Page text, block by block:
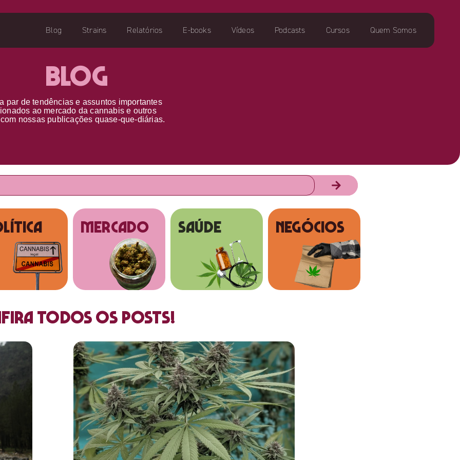
Blog Strains Relatórios E-books Vídeos Podcasts Cursos Quem Somos
Blog
par detendências e assuntos importantes
ao mercado da cannabis e outros
com nossas publicações quase-que-diárias.
MERCADO SAÚDE NEGÓCIOS
todos os posts!